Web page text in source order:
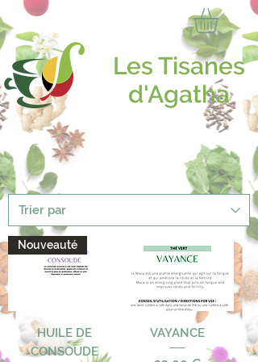
Les Tisanes
d'Agatha
Nouveauté
HUILE DE
CONSOUDE
VAYANCE